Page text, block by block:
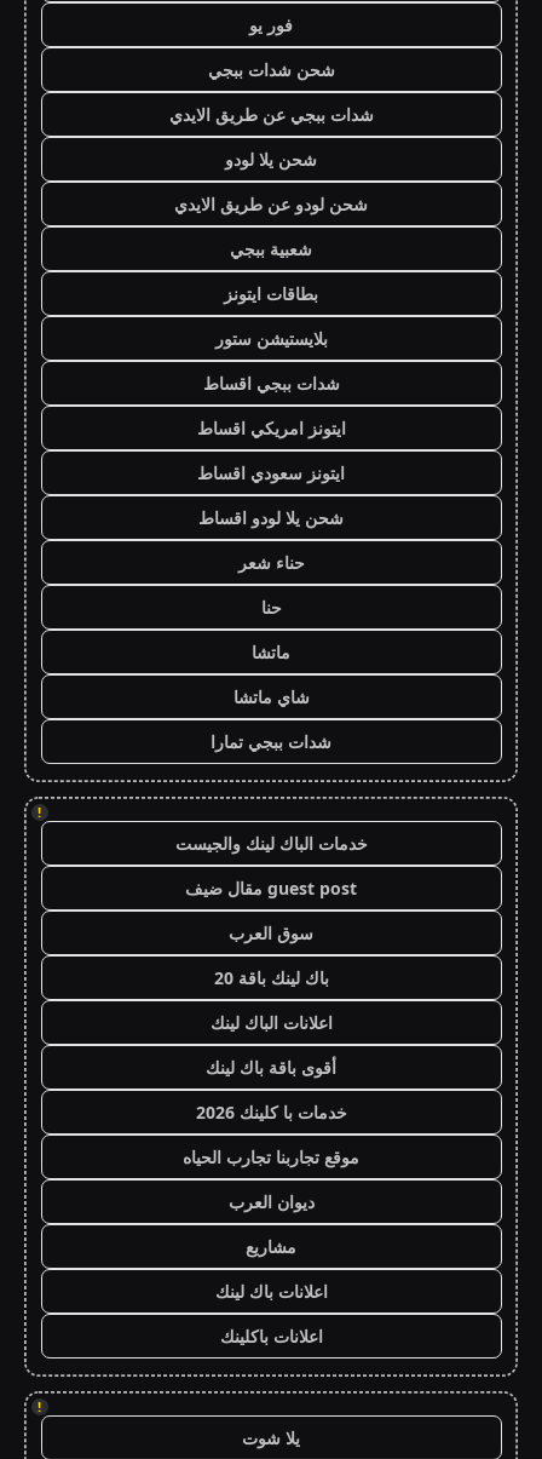
فور يو
شحن شدات ببجي
شدات ببجي عن طريق الايدي
شحن يلا لودو
شحن لودو عن طريق الايدي
شعبية ببجي
بطاقات ايتونز
بلايستيشن ستور
شدات ببجي اقساط
ايتونز امريكي اقساط
ايتونز سعودي اقساط
شحن يلا لودو اقساط
حناء شعر
حنا
ماتشا
شاي ماتشا
شدات ببجي تمارا
!
خدمات الباك لينك والجيست
guest post مقال ضيف
سوق العرب
باك لينك باقة 20
اعلانات الباك لينك
أقوى باقة باك لينك
خدمات با كلينك 2026
موقع تجاربنا تجارب الحياه
ديوان العرب
مشاريع
اعلانات باك لينك
اعلانات باكلينك
!
يلا شوت